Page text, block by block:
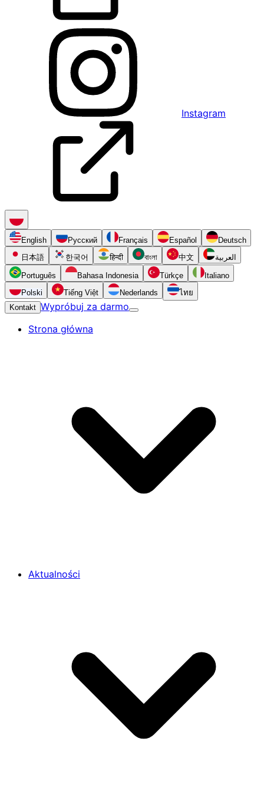
Instagram
English Русский Français Español
Deutsch
日本語
한국어 हिन्दी বাংলা 中文 العربية
Português Bahasa Indonesia Türkçe
Italiano
Polski
Tiếng Việt Nederlands
ไทย
Kontakt Wypróbuj za darmo
Strona główna
Aktualności